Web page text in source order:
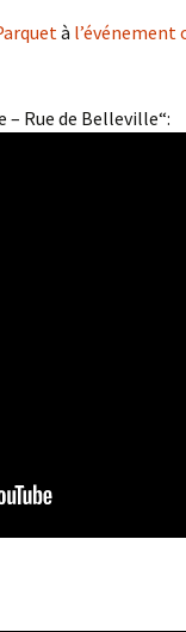
à l’événement
– Rue de Belleville“: